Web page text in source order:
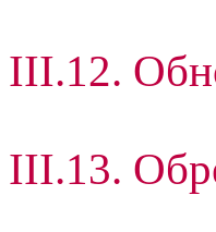
III.12.
III.13.